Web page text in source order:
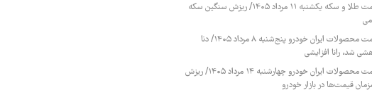
قیمت طلا و سکه یکشنبه ۱۱ مرداد ۱۴۰۵/ ریزش سنگین سکه
قیمت محصولات ایران خودرو پنج‌شنبه ۸ مرداد ۱۴۰۵/ دنا
شد، رانا افزایشی
قیمت محصولات ایران خودرو چهارشنبه ۱۴ مرداد ۱۴۰۵/ ریزش
قیمت‌ها در بازار خودرو